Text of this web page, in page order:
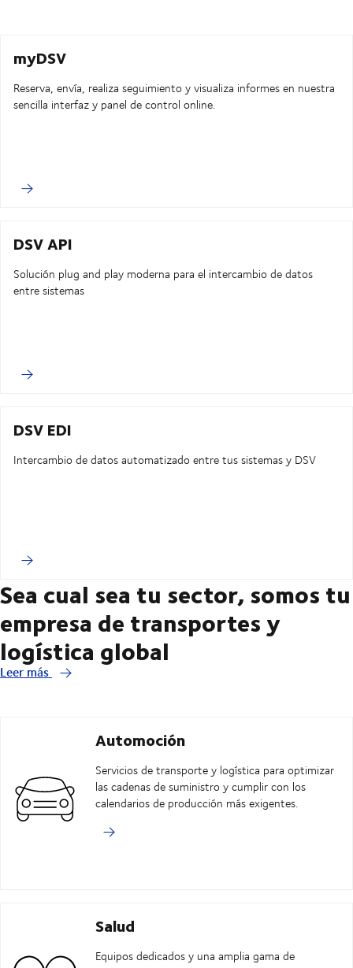
myDSV
Reserva, envía, realiza seguimiento y visualiza informes en nuestra
sencilla interfaz y panel de control online.
DSV API
Solución plug and play moderna para el intercambio de datos
entre sistemas
DSV EDI
Intercambio de datos automatizado entre tus sistemas y DSV
Sea cual sea tu sector, somos tu
empresa de transportes y
logística global
Leer más
Automoción
Servicios de transporte y logística para optimizar
las cadenas de suministro y cumplir con los
calendarios de producción más exigentes.
Salud
Equipos dedicados y una amplia gama de